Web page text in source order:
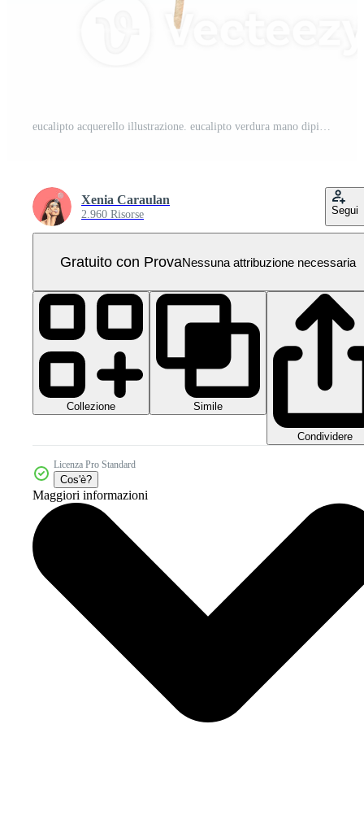
eucalipto acquerello illustrazione. eucalipto verdura mano dipinto isolato su trasparente sfondo. Perfetto per nozze inviti, floreale etichette, bridal doccia e floreale saluto carte PNG Pro
Xenia Caraulan
2.960 Risorse Segui
Gratuito con ProvaNessuna attribuzione necessaria
Collezione Simile
Condividere
Licenza Pro Standard
Cos'è?
Maggiori informazioni